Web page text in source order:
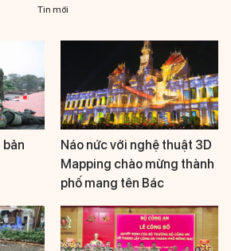
Tin mới
bản
Náo nức với nghệ thuật 3D
Mapping chào mừng thành
phố mang tên Bác